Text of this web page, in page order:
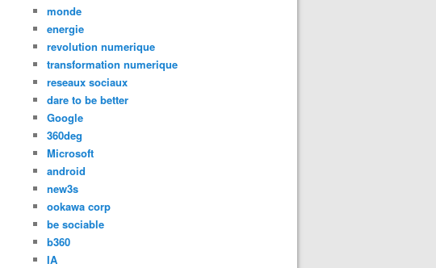
monde
energie
revolution numerique
transformation numerique
reseaux sociaux
dare to be better
Google
360deg
Microsoft
android
new3s
ookawa corp
be sociable
b360
IA